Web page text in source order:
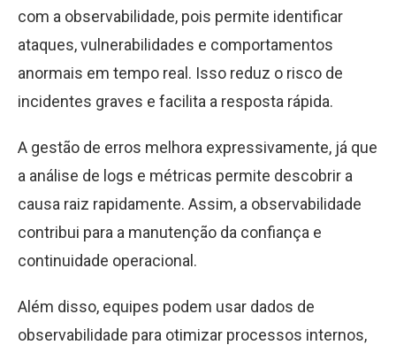
com a observabilidade, pois permite identificar
ataques, vulnerabilidades e comportamentos
anormais em tempo real. Isso reduz o risco de
incidentes graves e facilita a resposta rápida.
A gestão de erros melhora expressivamente, já que
a análise de logs e métricas permite descobrir a
causa raiz rapidamente. Assim, a observabilidade
contribui para a manutenção da confiança e
continuidade operacional.
Além disso, equipes podem usar dados de
observabilidade para otimizar processos internos,